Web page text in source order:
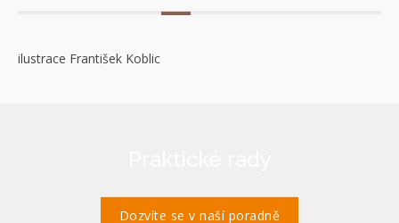
ilustrace František Koblic
Dozvíte se v naší poradně